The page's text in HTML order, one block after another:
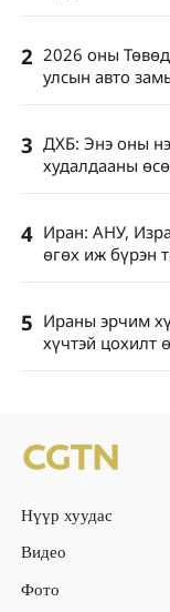
2 2026 оны
улсын авто
3 ДХБ: Энэ оны
худалдааны
4 Иран: АНУ,
өгөх иж бүрэн
5 Ираны эрчим
хүчтэй цохилт
Нүүр хуудас
Видео
Фото